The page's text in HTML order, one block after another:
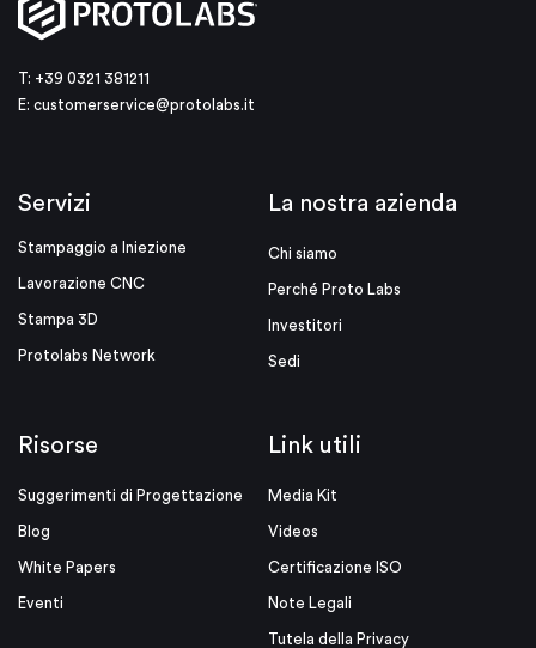
T: +39 0321 381211
E: customerservice@protolabs.it
Servizi
Stampaggio a Iniezione
Lavorazione CNC
Stampa 3D
Protolabs Network
La nostra azienda
Chi siamo
Perché Proto Labs
Investitori
Sedi
Risorse
Suggerimenti di Progettazione
Blog
White Papers
Eventi
Link utili
Media Kit
Videos
Certificazione ISO
Note Legali
Tutela della Privacy